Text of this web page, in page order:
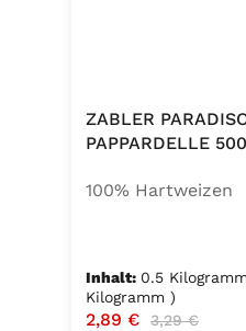
Lorbeer, Rosmarin,
Thymian),
Kaliumjodat.
ZABLER
PAPPARDELLE
100% Hartweizen
Inhalt: 0.5
Kilogramm )
Verkaufspreis:
2,89 € Regulärer Preis:
3,29 €